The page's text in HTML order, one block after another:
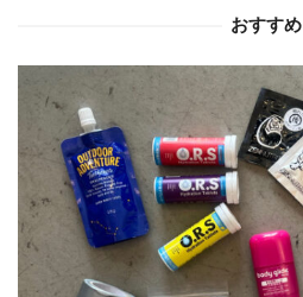
ン
おすすめ